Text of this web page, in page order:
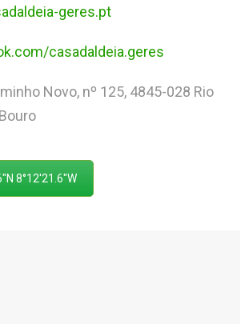
geres.pt
casadaldeia.geres
Novo, nº 125, 4845-028 Rio
8°12'21.6"W